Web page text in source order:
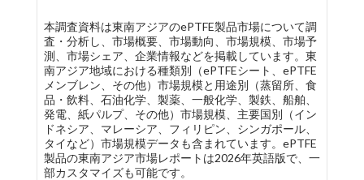
本調査資料は東南アジアのePTFE製品市場について調
査・分析し、市場概要、市場動向、市場規模、市場予
測、市場シェア、企業情報などを掲載しています。東
南アジア地域における種類別（ePTFEシート、ePTFE
メンブレン、その他）市場規模と用途別（蒸留所、食
品・飲料、石油化学、製薬、一般化学、製鉄、船舶、
発電、紙パルプ、その他）市場規模、主要国別（イン
ドネシア、マレーシア、フィリピン、シンガポール、
タイなど）市場規模データも含まれています。ePTFE
製品の東南アジア市場レポートは2026年英語版で、一
部カスタマイズも可能です。